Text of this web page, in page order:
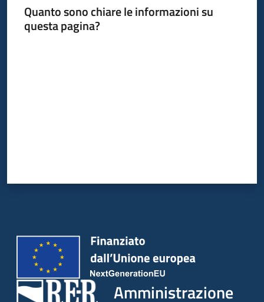
Quanto sono chiare le informazioni su
questa pagina?
Amministrazione